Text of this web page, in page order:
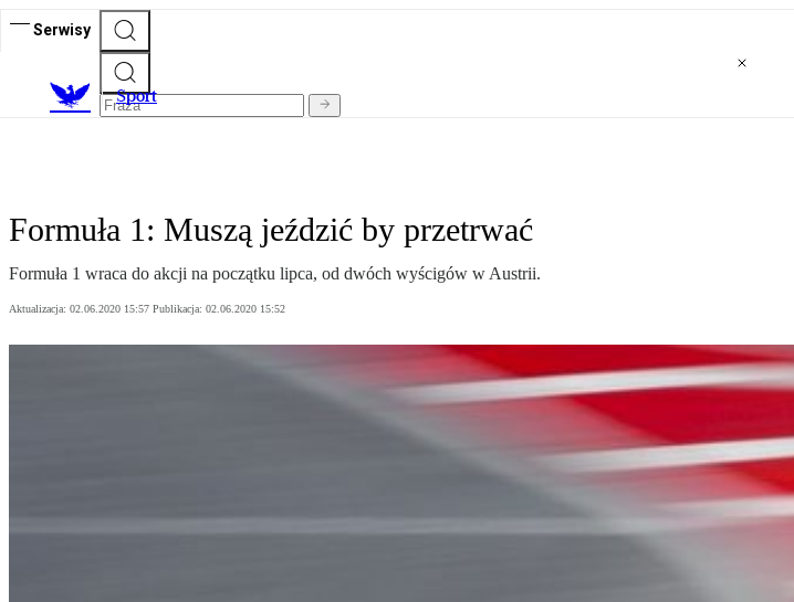
Serwisy
Sport
Formuła 1: Muszą jeździć by przetrwać
Formuła 1 wraca do akcji na początku lipca, od dwóch wyścigów w Austrii.
Aktualizacja: 02.06.2020 15:57 Publikacja: 02.06.2020 15:52